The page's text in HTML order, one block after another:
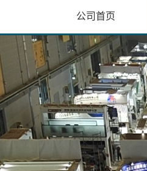
公司首页